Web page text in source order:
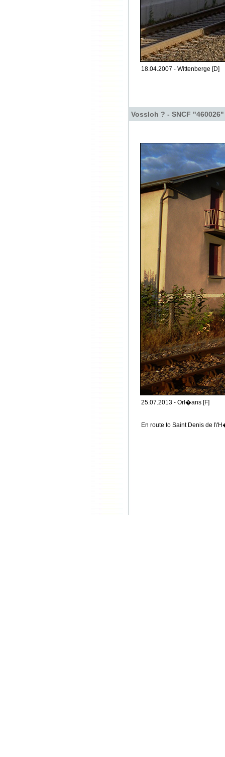
18.04.2007 - Wittenberge [D]
Vossloh ? - SNCF "460026"
25.07.2013 - Orl�ans [F]
En route to Saint Denis de